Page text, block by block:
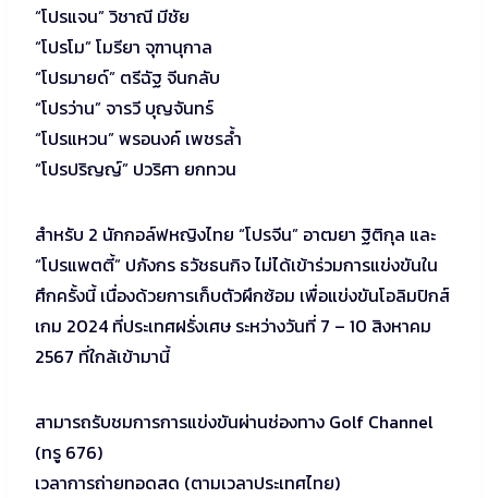
“โปรแจน” วิชาณี มีชัย
“โปรโม” โมรียา จุฑานุกาล
“โปรมายด์” ตรีฉัฐ จีนกลับ
“โปรว่าน” จารวี บุญจันทร์
“โปรแหวน” พรอนงค์ เพชรล้ำ
“โปรปริญญ์” ปวริศา ยกทวน
สำหรับ 2 นักกอล์ฟหญิงไทย “โปรจีน” อาฒยา ฐิติกุล และ
“โปรแพตตี้” ปภังกร ธวัชธนกิจ ไม่ได้เข้าร่วมการแข่งขันใน
ศึกครั้งนี้ เนื่องด้วยการเก็บตัวผึกซ้อม เพื่อแข่งขันโอลิมปิกส์
เกม 2024 ที่ประเทศฝรั่งเศษ ระหว่างวันที่ 7 – 10 สิงหาคม
2567 ที่ใกล้เข้ามานี้
สามารถรับชมการการแข่งขันผ่านช่องทาง Golf Channel
(ทรู 676)
เวลาการถ่ายทอดสด (ตามเวลาประเทศไทย)